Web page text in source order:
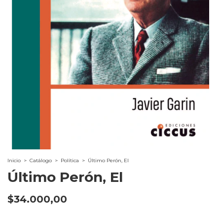
Inicio > Catálogo > Política > Último Perón, El
Último Perón, El
$34.000,00